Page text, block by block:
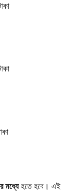
মধ্যেহতে হবে। এই